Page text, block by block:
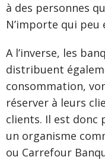
à des personnes
N’importe qui peu
A l’inverse, les
distribuent
consommation,
réserver à leurs
clients. Il est donc
un organisme
ou Carrefour